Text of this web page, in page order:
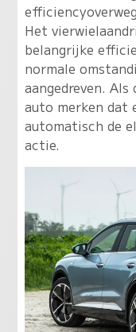
Het
belangrijke
normale
aangedreven.
auto merken dat
automatisch de
actie.